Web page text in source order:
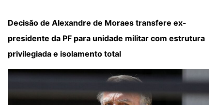
Decisão de Alexandre de Moraes transfere ex-
presidente da PF para unidade militar com estrutura
privilegiada e isolamento total